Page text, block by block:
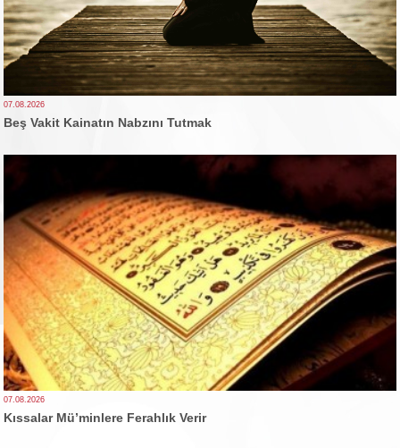
07.08.2026
Beş Vakit Kainatın Nabzını Tutmak
07.08.2026
Kıssalar Mü’minlere Ferahlık Verir